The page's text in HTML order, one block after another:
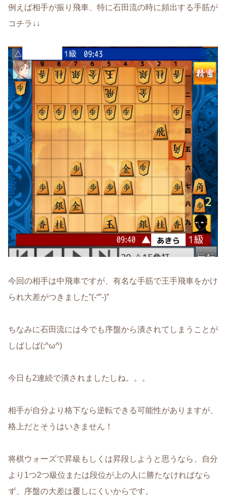
例えば相手が振り飛車、特に石田流の時に頻出する手筋が
コチラ↓↓
今回の相手は中飛車ですが、有名な手筋で王手飛車をかけ
られ大差がつきました”(-“”-)”
ちなみに石田流には今でも序盤から潰されてしまうことが
しばしば(;^ω^)
今日も2連続で潰されましたしね。。。
相手が自分より格下なら逆転できる可能性がありますが、
格上だとそうはいきません！
将棋ウォーズで昇級もしくは昇段しようと思うなら、自分
より1つ2つ級位または段位が上の人に勝たなければなら
ず、序盤の大差は覆しにくいからです。